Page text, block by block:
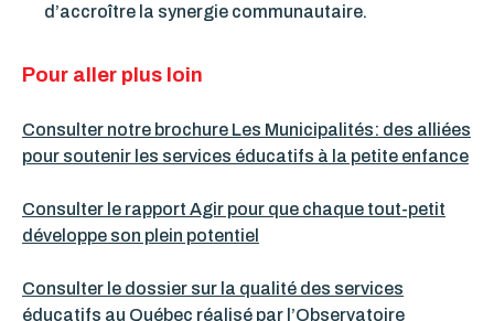
d’accroître la synergie communautaire.
Pour aller plus loin
Consulter notre brochure Les Municipalités: des alliées
pour soutenir les services éducatifs à la petite enfance
Consulter le rapport Agir pour que chaque tout-petit
développe son plein potentiel
Consulter le dossier sur la qualité des services
éducatifs au Québec réalisé par l’Observatoire